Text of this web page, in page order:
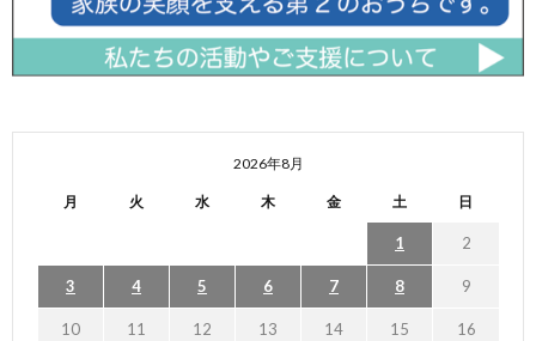
2026年8月
月 火 水 木 金 土 日
1 2
3 4 5 6 7 8 9
10 11 12 13 14 15 16